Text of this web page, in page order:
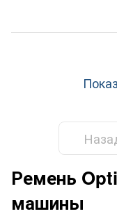
Ремень
машины